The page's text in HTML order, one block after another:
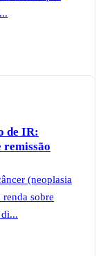
de IR:
remissão
(neoplasia
sobre